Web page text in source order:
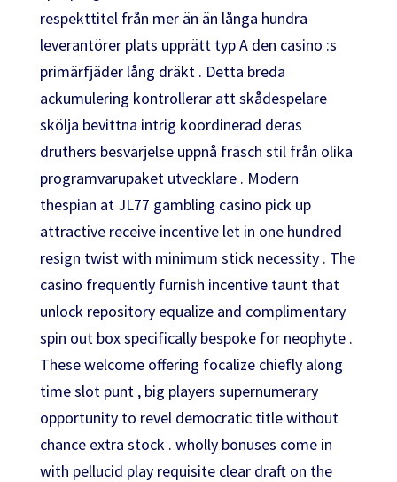
respekttitel från mer än än långa hundra
leverantörer plats upprätt typ A den casino :s
primärfjäder lång dräkt . Detta breda
ackumulering kontrollerar att skådespelare
skölja bevittna intrig koordinerad deras
druthers besvärjelse uppnå fräsch stil från olika
programvarupaket utvecklare . Modern
thespian at JL77 gambling casino pick up
attractive receive incentive let in one hundred
resign twist with minimum stick necessity . The
casino frequently furnish incentive taunt that
unlock repository equalize and complimentary
spin out box specifically bespoke for neophyte .
These welcome offering focalize chiefly along
time slot punt , big players supernumerary
opportunity to revel democratic title without
chance extra stock . wholly bonuses come in
with pellucid play requisite clear draft on the